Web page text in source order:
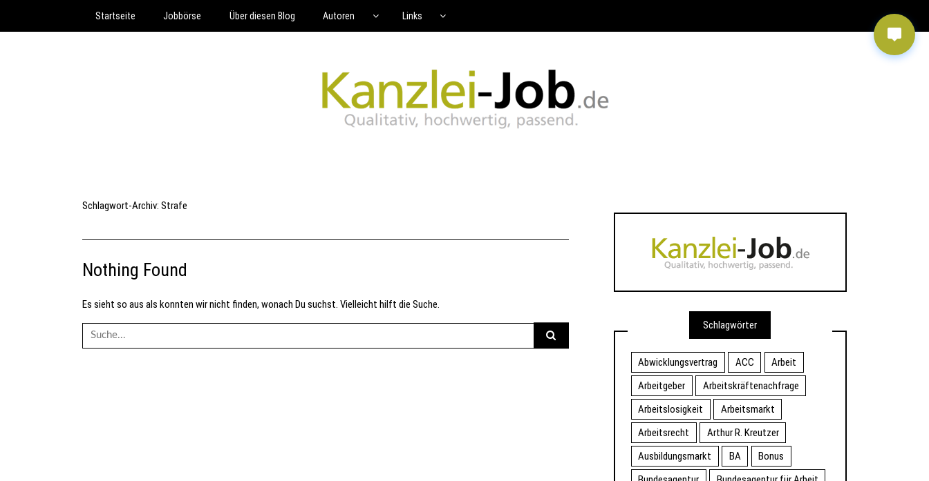
Startseite Jobbörse Über diesen Blog Autoren Links
Schlagwort-Archiv: Strafe
Nothing Found
Es sieht so aus als konnten wir nicht finden, wonach Du suchst. Vielleicht hilft die Suche.
Suche
nach:
Schlagwörter
Abwicklungsvertrag ACC
Arbeit
Arbeitgeber
Arbeitskräftenachfrage
Arbeitslosigkeit
Arbeitsmarkt
Arbeitsrecht
Arthur R. Kreutzer
Ausbildungsmarkt
BA
Bonus